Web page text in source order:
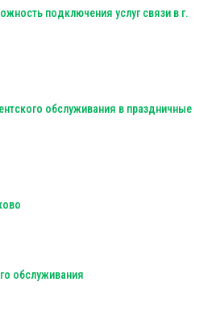
подключения услуг связи в г.
обслуживания в праздничные
обслуживания